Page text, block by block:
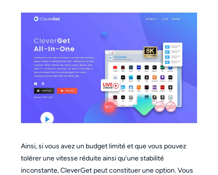
Ainsi, si vous avez un budget limité et que vous pouvez
tolérer une vitesse réduite ainsi qu’une stabilité
inconstante, CleverGet peut constituer une option. Vous